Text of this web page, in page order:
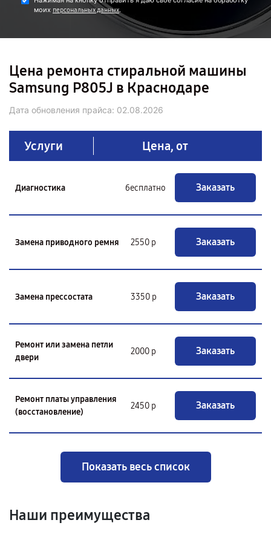
моих персональных данных.
Цена ремонта стиральной машины
Samsung P805J в Краснодаре
Дата обновления прайса: 02.08.2026
Услуги Цена, от
Диагностика бесплатно Заказать
Замена приводного ремня 2550 р Заказать
Замена прессостата 3350 р Заказать
Ремонт или замена петли
двери
2000 р Заказать
Ремонт платы управления
(восстановление)
2450 р Заказать
Показать весь список
Наши преимущества